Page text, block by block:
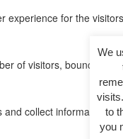
We
to
you
experience for the
of visitors, bounce
collect information to